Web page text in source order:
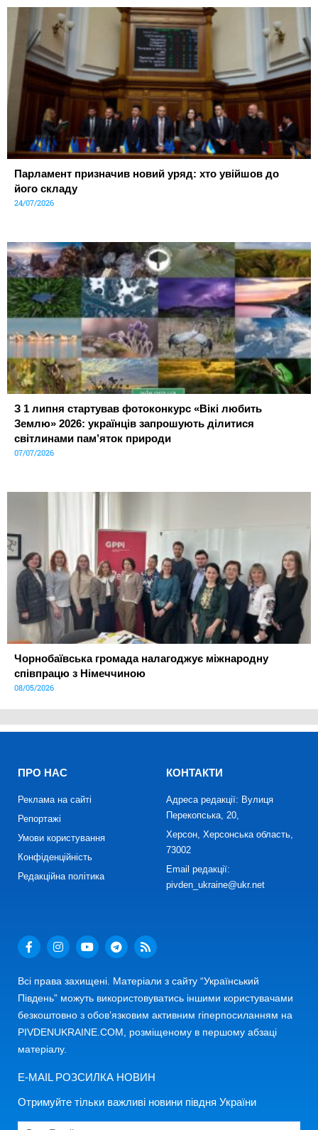
Парламент призначив новий уряд: хто увійшов до
його складу
24/07/2026
З 1 липня стартував фотоконкурс «Вікі любить
Землю» 2026: українців запрошують ділитися
світлинами пам’яток природи
07/07/2026
Чорнобаївська громада налагоджує міжнародну
співпрацю з Німеччиною
08/05/2026
ПРО НАС
Реклама на сайті
Репортажі
Умови користування
Конфіденційність
Редакційна політика
КОНТАКТИ
Адреса редакції: Вулиця
Перекопська, 20,
Херсон, Херсонська область,
73002
Email редакції:
pivden_ukraine@ukr.net
Всі права захищені. Матеріали з сайту “Український
Південь” можуть використовуватись іншими користувачами
безкоштовно з обов’язковим активним гіперпосиланням на
PIVDENUKRAINE.COM, розміщеному в першому абзаці
матеріалу.
E-MAIL РОЗСИЛКА НОВИН
Отримуйте тільки важливі новини півдня України